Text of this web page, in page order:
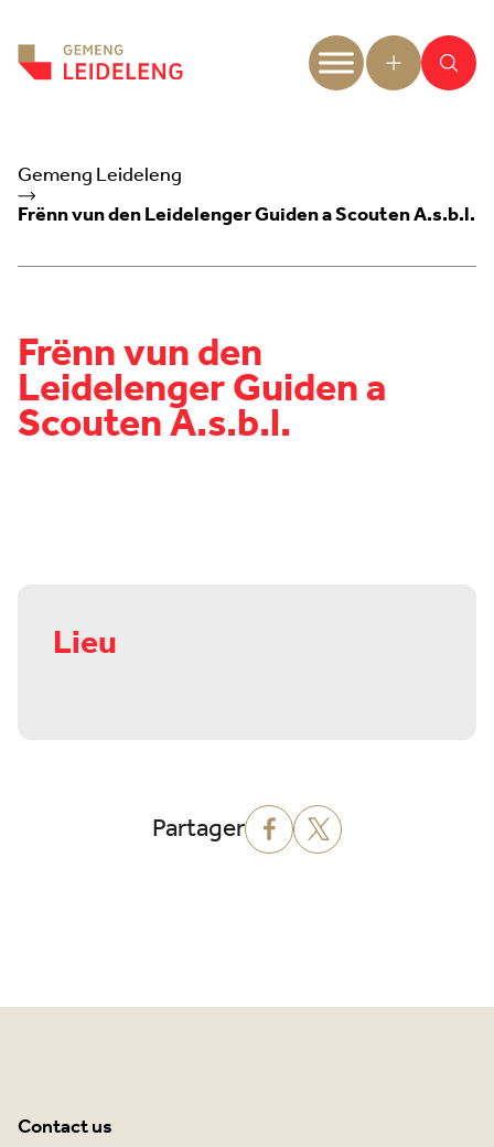
Gemeng Leideleng
Frënn vun den Leidelenger Guiden a Scouten A.s.b.l.
Frënn vun den
Leidelenger Guiden a
Scouten A.s.b.l.
Lieu
Partager
Contact us